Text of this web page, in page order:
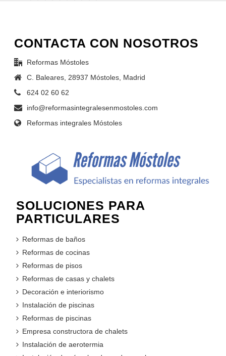
CONTACTA CON NOSOTROS
Reformas Móstoles
C. Baleares, 28937 Móstoles, Madrid
624 02 60 62
info@reformasintegralesenmostoles.com
Reformas integrales Móstoles
SOLUCIONES PARA
PARTICULARES
Reformas de baños
Reformas de cocinas
Reformas de pisos
Reformas de casas y chalets
Decoración e interiorismo
Instalación de piscinas
Reformas de piscinas
Empresa constructora de chalets
Instalación de aerotermia